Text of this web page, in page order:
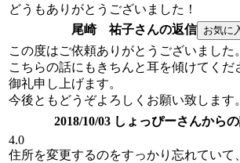
どうもありがとうございました！
尾崎 祐子さんの返信
この度はご依頼ありがとうございました。
こちらの話にもきちんと耳を傾けてくだ
御礼申し上げます。
今後ともどうぞよろしくお願い致します。
2018/10/03 しょっぴーさんから
4.0
住所を変更するのをすっかり忘れていて